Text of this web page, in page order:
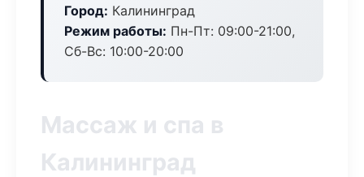
Город: Калининград
Режим работы: Пн-Пт: 09:00-21:00,
Сб-Вс: 10:00-20:00
Массаж и спа в
Калининград